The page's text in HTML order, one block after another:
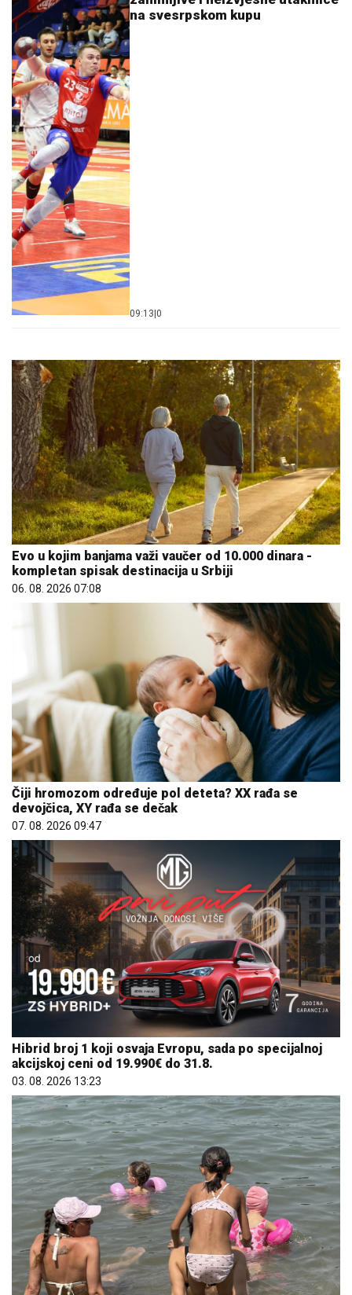
na svesrpskom kupu
09:13 0
Evo u kojim banjama važi vaučer od 10.000 dinara -
kompletan spisak destinacija u Srbiji
06. 08. 2026 07:08
Čiji hromozom određuje pol deteta? XX rađa se
devojčica, XY rađa se dečak
07. 08. 2026 09:47
Hibrid broj 1 koji osvaja Evropu, sada po specijalnoj
akcijskoj ceni od 19.990€ do 31.8.
03. 08. 2026 13:23